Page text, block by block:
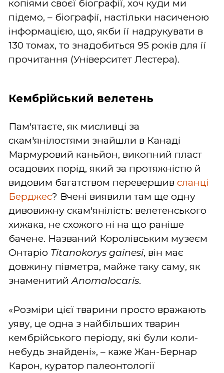
копіями своєї біографії, хоч куди ми
підемо, – біографії, настільки насиченою
інформацією, що, якби її надрукувати в
130 томах, то знадобиться 95 років для її
прочитання (Університет Лестера).
Кембрійський велетень
Пам'ятаєте, як мисливці за
скам'янілостями знайшли в Канаді
Мармуровий каньйон, викопний пласт
осадових порід, який за протяжністю й
видовим багатством перевершив сланці
Берджес? Вчені виявили там ще одну
дивовижну скам'янілість: велетенського
хижака, не схожого ні на що раніше
бачене. Названий Королівським музеєм
Онтаріо Titanokorys gainesi, він має
довжину півметра, майже таку саму, як
знаменитийAnomalocaris.
«Розміри цієї тварини просто вражають
уяву, це одна з найбільших тварин
кембрійського періоду, які були коли-
небудь знайдені», – каже Жан-Бернар
Карон, куратор палеонтології